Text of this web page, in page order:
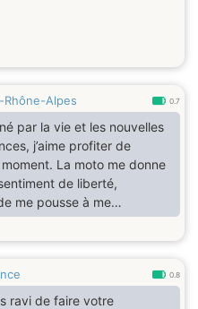
Alpes 0.7
par la vie et les nouvelles
j’aime profiter de
La moto me donne
de liberté,
me pousse à me
et les jeux en ligne me
de me détendre tout en
tester de nouvelles
et partager un bon repas,
0.8
ravi de faire votre